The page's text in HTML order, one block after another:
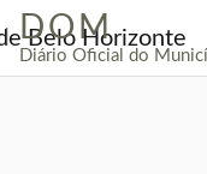
| DOM
Diário Oficial do